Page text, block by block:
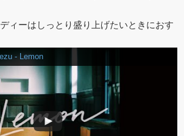
ィーはしっとり盛り上げたいときにおす
- Lemon